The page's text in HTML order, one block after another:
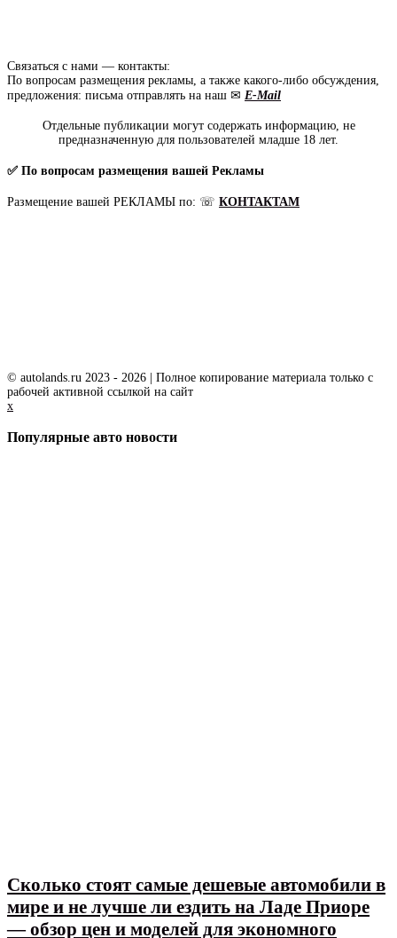
Связаться с нами — контакты:
По вопросам размещения рекламы, а также какого-либо обсуждения,
предложения: письма отправлять на наш ✉ E-Mail
Отдельные публикации могут содержать информацию, не
предназначенную для пользователей младше 18 лет.
✅ По вопросам размещения вашей Рекламы
Размещение вашей РЕКЛАМЫ по: ☏ КОНТАКТАМ
© autolands.ru 2023 - 2026 | Полное копирование материала только с
рабочей активной ссылкой на сайт
x
Популярные авто новости
Сколько стоят самые дешевые автомобили в
мире и не лучше ли ездить на Ладе Приоре
— обзор цен и моделей для экономного